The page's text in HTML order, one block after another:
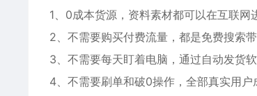
1、0成本货源，资料素材都可以在互联网
2、不需要购买付费流量，都是免费搜索带
3、不需要每天盯着电脑，通过自动发货软
4、不需要刷单和破0操作，全部真实用户